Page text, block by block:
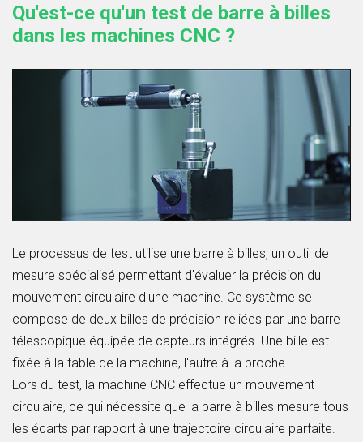
Qu'est-ce qu'un test de barre à billes
dans les machines CNC ?
Le processus de test utilise une barre à billes, un outil de
mesure spécialisé permettant d'évaluer la précision du
mouvement circulaire d'une machine. Ce système se
compose de deux billes de précision reliées par une barre
télescopique équipée de capteurs intégrés. Une bille est
fixée à la table de la machine, l'autre à la broche.
Lors du test, la machine CNC effectue un mouvement
circulaire, ce qui nécessite que la barre à billes mesure tous
les écarts par rapport à une trajectoire circulaire parfaite.